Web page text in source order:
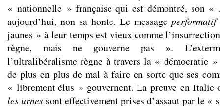
« nationnelle » française qui est démontré, son
aujourd’hui, non sa honte. Le message performatif
jaunes » à leur temps est vieux comme
règne, mais ne gouverne pas ».
l’ultralibéralisme règne à travers la « démocratie
de plus en plus de mal à faire en sorte que ses
« librement élus » gouvernent. La preuve en Italie
les urnes sont effectivement prises d’assaut par le «